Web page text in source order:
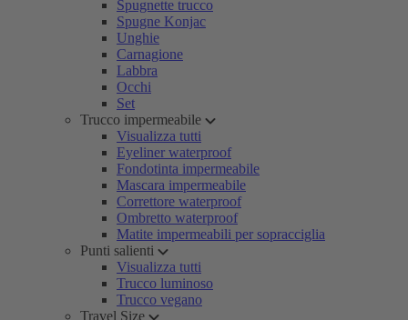
Spugnette trucco
Spugne Konjac
Unghie
Carnagione
Labbra
Occhi
Set
Trucco impermeabile
Visualizza tutti
Eyeliner waterproof
Fondotinta impermeabile
Mascara impermeabile
Correttore waterproof
Ombretto waterproof
Matite impermeabili per sopracciglia
Punti salienti
Visualizza tutti
Trucco luminoso
Trucco vegano
Travel Size